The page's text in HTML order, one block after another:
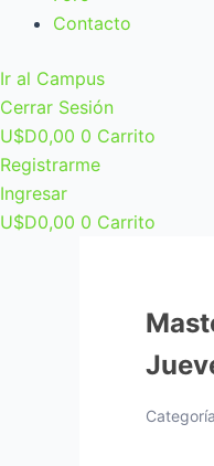
Contacto
Ir al Campus
Cerrar Sesión
U$D0,00 0 Carrito
Registrarme
Ingresar
U$D0,00 0 Carrito